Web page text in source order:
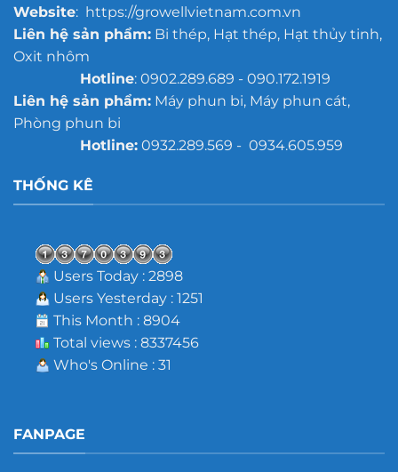
Website: https://growellvietnam.com.vn
Liên hệ sản phẩm:Bi thép, Hạt thép, Hạt thủy tinh,
Oxit nhôm
Hotline: 0902.289.689 - 090.172.1919
Liên hệ sản phẩm:Máy phun bi, Máy phun cát,
Phòng phun bi
Hotline:0932.289.569 - 0934.605.959
THỐNG KÊ
Users Today : 2898
Users Yesterday : 1251
This Month : 8904
Total views : 8337456
Who's Online : 31
FANPAGE